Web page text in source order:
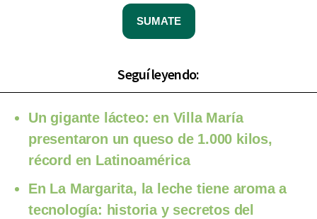
SUMATE
Seguí leyendo:
Un gigante lácteo: en Villa María
presentaron un queso de 1.000 kilos,
récord en Latinoamérica
En La Margarita, la leche tiene aroma a
tecnología: historia y secretos del